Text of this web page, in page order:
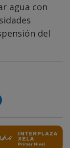
agua con
del